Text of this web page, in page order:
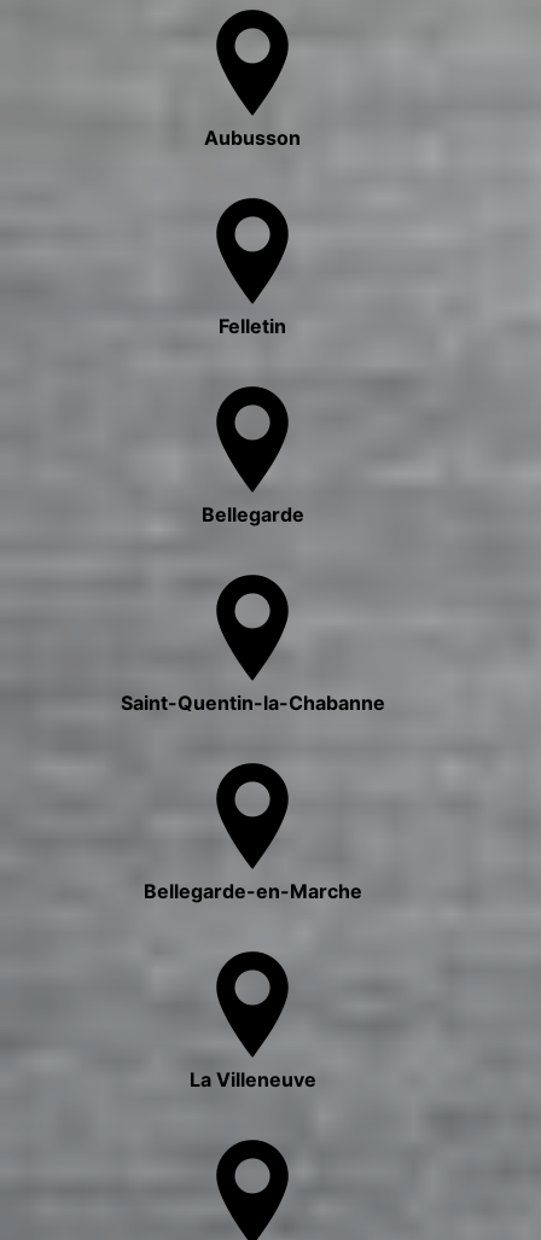
Aubusson
Felletin
Bellegarde
Saint-Quentin-la-Chabanne
Bellegarde-en-Marche
La Villeneuve